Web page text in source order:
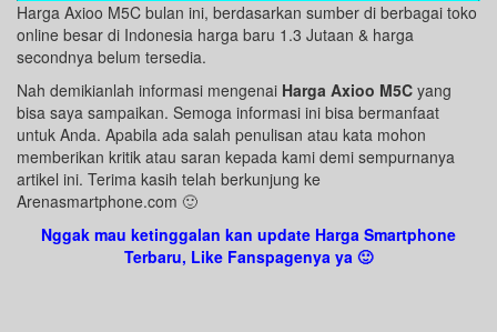
Harga Axioo M5C bulan ini, berdasarkan sumber di berbagai toko
online besar di Indonesia harga baru 1.3 Jutaan & harga
secondnya belum tersedia.
Nah demikianlah informasi mengenai Harga Axioo M5C yang
bisa saya sampaikan. Semoga informasi ini bisa bermanfaat
untuk Anda. Apabila ada salah penulisan atau kata mohon
memberikan kritik atau saran kepada kami demi sempurnanya
artikel ini. Terima kasih telah berkunjung ke
Arenasmartphone.com 🙂
Nggak mau ketinggalan kan update Harga Smartphone
Terbaru, Like Fanspagenya ya 🙂